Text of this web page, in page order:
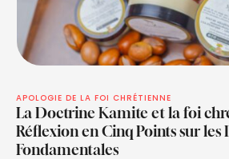
APOLOGIE DE LA FOI CHRÉTIENNE
La Doctrine Kamite et la foi
Réflexion en Cinq Points sur les
Fondamentales